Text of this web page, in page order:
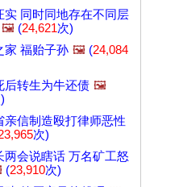
实 同时同地存在不同层
🖼️ (24,621次)
家 福贻子孙 🖼️ (24,084
后转生为牛还债 🖼️
亲信制造殴打律师恶性
次)
两会说瞎话 万名矿工怒
(23,910次)